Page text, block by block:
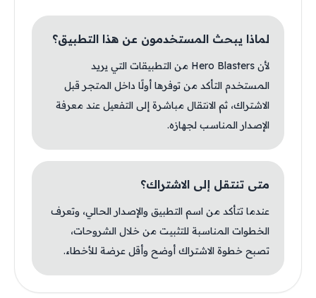
لماذا يبحث المستخدمون عن هذا التطبيق؟
لأن Hero Blasters من التطبيقات التي يريد
المستخدم التأكد من توفرها أولًا داخل المتجر قبل
الاشتراك، ثم الانتقال مباشرة إلى التفعيل عند معرفة
الإصدار المناسب لجهازه.
متى تنتقل إلى الاشتراك؟
عندما تتأكد من اسم التطبيق والإصدار الحالي، وتعرف
الخطوات المناسبة للتثبيت من خلال الشروحات،
تصبح خطوة الاشتراك أوضح وأقل عرضة للأخطاء.